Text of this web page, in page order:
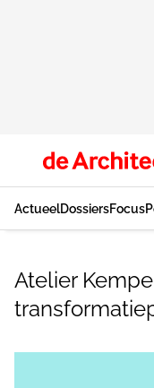
ActueelDossiersFocus
Atelier